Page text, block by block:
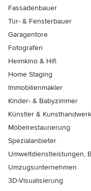
Fassadenbauer
Tür- & Fensterbauer
Garagentore
Fotografen
Heimkino & Hifi
Home Staging
Immobilienmakler
Kinder- & Babyzimmer
Künstler & Kunsthandwerk
Möbelrestaurierung
Spezialanbieter
Umweltdienstleistungen,
Umzugsunternehmen
3D-Visualisierung